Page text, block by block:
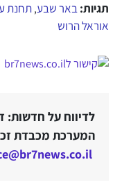
תגיות:באר שבע,תחנת
אוראל הרוש
לדיווח על חדשות: דני
המערכת מכבדת